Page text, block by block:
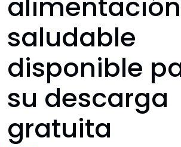
saludable
disponible
su descarga
gratuita